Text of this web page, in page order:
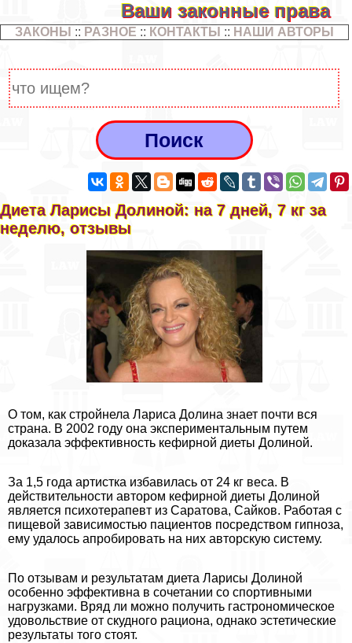
Ваши законные права
ЗАКОНЫ :: РАЗНОЕ :: КОНТАКТЫ :: НАШИ АВТОРЫ
Диета Ларисы Долиной: на 7 дней, 7 кг за
неделю, отзывы
О том, как стройнела Лариса Долина знает почти вся
страна. В 2002 году она экспериментальным путем
доказала эффективность кефирной диеты Долиной.
За 1,5 года артистка избавилась от 24 кг веса. В
действительности автором кефирной диеты Долиной
является психотерапевт из Саратова, Сайков. Работая с
пищевой зависимостью пациентов посредством гипноза,
ему удалось апробировать на них авторскую систему.
По отзывам и результатам диета Ларисы Долиной
особенно эффективна в сочетании со спортивными
нагрузками. Вряд ли можно получить гастрономическое
удовольствие от скудного рациона, однако эстетические
результаты того стоят.